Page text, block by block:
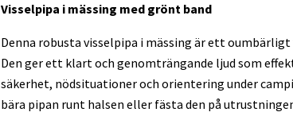
Visselpipa i mässing med grönt band
Denna robusta visselpipa i mässing är ett
Den ger ett klart och genomträngande ljud som
säkerhet, nödsituationer och orientering under
bära pipan runt halsen eller fästa den på